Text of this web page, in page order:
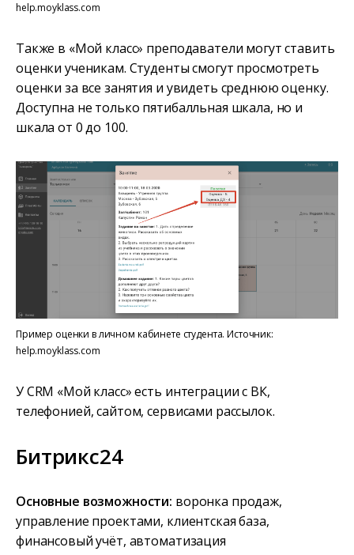
help.moyklass.com
Также в «Мой класс» преподаватели могут ставить
оценки ученикам. Студенты смогут просмотреть
оценки за все занятия и увидеть среднюю оценку.
Доступна не только пятибалльная шкала, но и
шкала от 0 до 100.
Пример оценки в личном кабинете студента. Источник:
help.moyklass.com
У CRM «Мой класс» есть интеграции с ВК,
телефонией, сайтом, сервисами рассылок.
Битрикс24
Основные возможности: воронка продаж,
управление проектами, клиентская база,
финансовый учёт, автоматизация